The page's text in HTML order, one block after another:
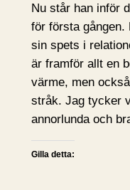
Nu står han inför
för första
sin spets i
är framför allt en
värme, men
stråk. Jag tycker
annorlunda och
Gilla detta: